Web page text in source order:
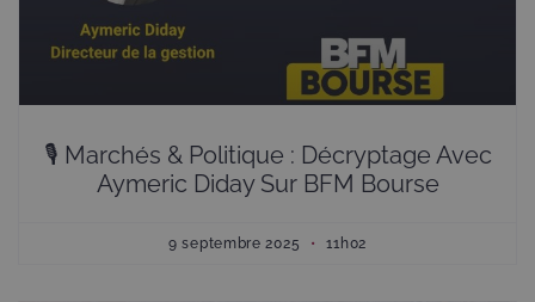
🎙 Marchés & Politique : Décryptage Avec
Aymeric Diday Sur BFM Bourse
9 septembre 2025 11h02